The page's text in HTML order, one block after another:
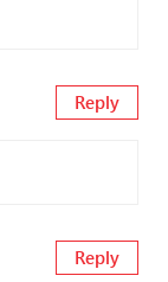
Reply
Reply